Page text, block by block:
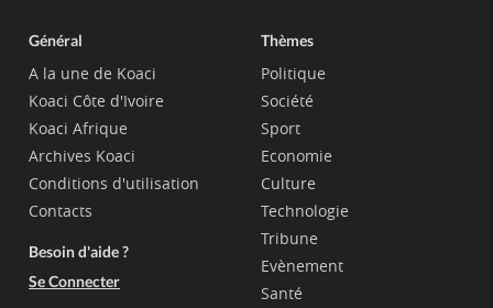
Général
A la une de Koaci
Koaci Côte d'Ivoire
Koaci Afrique
Archives Koaci
Conditions d'utilisation
Contacts
Besoin d'aide ?
Se Connecter
Thèmes
Politique
Société
Sport
Economie
Culture
Technologie
Tribune
Evènement
Santé